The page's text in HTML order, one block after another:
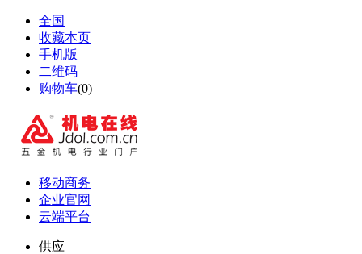
全国
收藏本页
手机版
二维码
购物车(0)
移动商务
企业官网
云端平台
供应